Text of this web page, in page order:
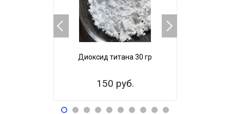
Диоксид титана 30 гр
150 руб.